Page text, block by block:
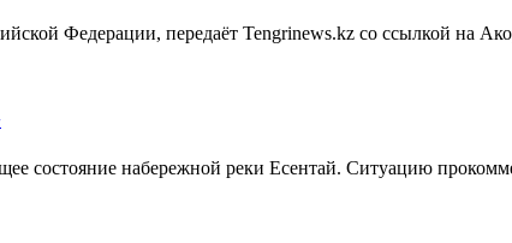
Федерации, передаёт Tengrinews.kz со ссылкой на
состояние набережной реки Есентай. Ситуацию